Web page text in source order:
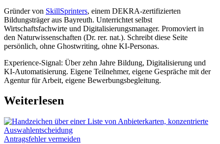
Gründer von SkillSprinters, einem DEKRA-zertifizierten
Bildungsträger aus Bayreuth. Unterrichtet selbst
Wirtschaftsfachwirte und Digitalisierungsmanager. Promoviert in
den Naturwissenschaften (Dr. rer. nat.). Schreibt diese Seite
persönlich, ohne Ghostwriting, ohne KI-Personas.
Experience-Signal: Über zehn Jahre Bildung, Digitalisierung und
KI-Automatisierung. Eigene Teilnehmer, eigene Gespräche mit der
Agentur für Arbeit, eigene Bewerbungsbegleitung.
Weiterlesen
Antragsfehler vermeiden